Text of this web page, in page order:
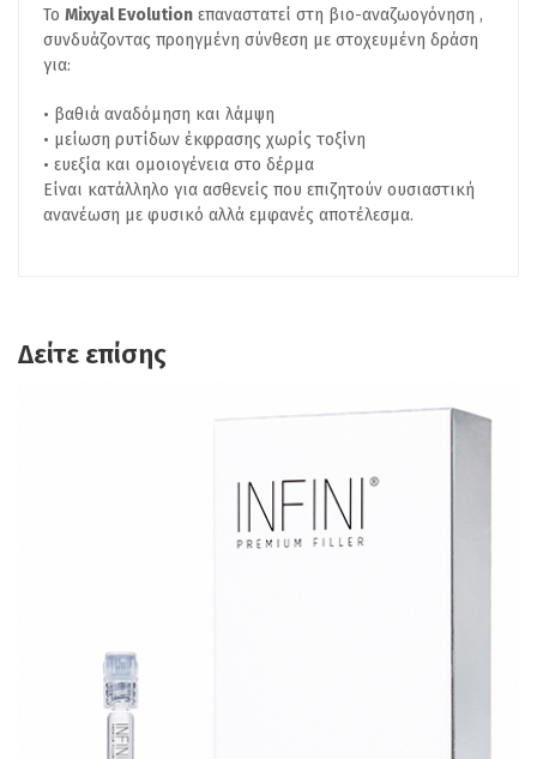
Το Mixyal Evolution επαναστατεί στη βιο-αναζωογόνηση ,
συνδυάζοντας προηγμένη σύνθεση με στοχευμένη δράση
για:
βαθιά αναδόμηση και λάμψη
μείωση ρυτίδων έκφρασης χωρίς τοξίνη
ευεξία και ομοιογένεια στο δέρμα
Είναι κατάλληλο για ασθενείς που επιζητούν ουσιαστική
ανανέωση με φυσικό αλλά εμφανές αποτέλεσμα.
Δείτε επίσης